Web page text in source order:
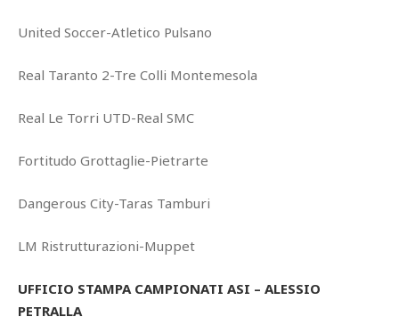
United Soccer-Atletico Pulsano
Real Taranto 2-Tre Colli Montemesola
Real Le Torri UTD-Real SMC
Fortitudo Grottaglie-Pietrarte
Dangerous City-Taras Tamburi
LM Ristrutturazioni-Muppet
UFFICIO STAMPA CAMPIONATI ASI – ALESSIO
PETRALLA